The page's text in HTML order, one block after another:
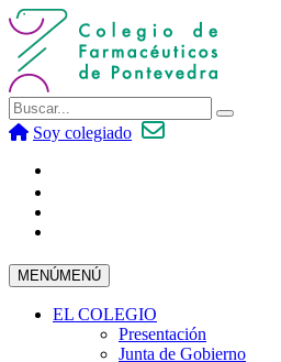
Soy colegiado
MENÚMENÚ
EL COLEGIO
Presentación
Junta de Gobierno